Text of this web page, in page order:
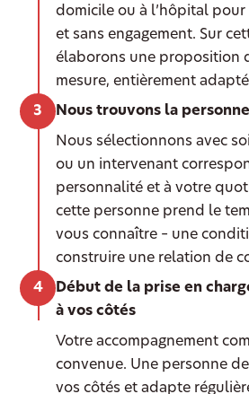
domicile ou à l’hôpital
et sans engagement. Sur
élaborons une proposition
mesure, entièrement
Nous trouvons la
Nous sélectionnons avec
ou un intervenant
personnalité et à votre
cette personne prend le
vous connaître – une
construire une relation de
Début de la prise en
à vos côtés
Votre accompagnement
convenue. Une personne
vos côtés et adapte